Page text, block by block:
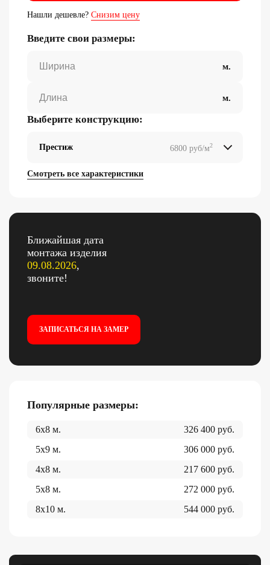
Ближайшая дата
монтажа изделия
09.08.2026,
звоните!
ЗАПИСАТЬСЯ НА ЗАМЕР
Популярные размеры:
6x8 м. 326 400 руб.
5x9 м. 306 000 руб.
4x8 м. 217 600 руб.
5x8 м. 272 000 руб.
8x10 м. 544 000 руб.
Нашли дешевле? Снизим цену
Введите свои размеры:
Выберите конструкцию:
Престиж 6800 руб/м2
Смотреть все характеристики